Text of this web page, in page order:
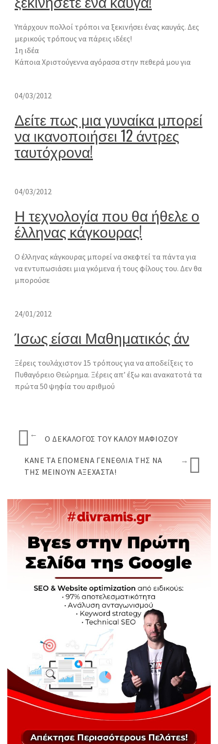
Υπάρχουν πολλοί τρόποι να ξεκινήσει ένας καυγάς. Δες
μερικούς τρόπους να πάρεις ιδέες!
1η ιδέα
Κάποια Χριστούγεννα αγόρασα στην πεθερά μου για
04/03/2012
Δείτε πως μια γυναίκα μπορεί
να ικανοποιήσει 12 άντρες
ταυτόχρονα!
04/03/2012
Η τεχνολογία που θα ήθελε ο
έλληνας κάγκουρας!
Ο έλληνας κάγκουρας μπορεί να σκεφτεί τα πάντα για
να εντυπωσιάσει μια γκόμενα ή τους φίλους του. Δεν θα
μπορούσε
24/01/2012
Ίσως είσαι Μαθηματικός άν
Ξέρεις τουλάχιστον 15 τρόπους για να αποδείξεις το
Πυθαγόρειο Θεώρημα. Ξέρεις απ’ έξω και ανακατοτά τα
πρώτα 50 ψηφία του αριθμού
← Ο ΔΕΚΆΛΟΓΟΣ ΤΟΥ ΚΑΛΟΎ ΜΑΦΙΌΖΟΥ
ΚΆΝΕ ΤΑ ΕΠΌΜΕΝΑ ΓΕΝΈΘΛΙΑ ΤΗΣ ΝΑ
ΤΗΣ ΜΕΊΝΟΥΝ ΑΞΈΧΑΣΤΑ!
→